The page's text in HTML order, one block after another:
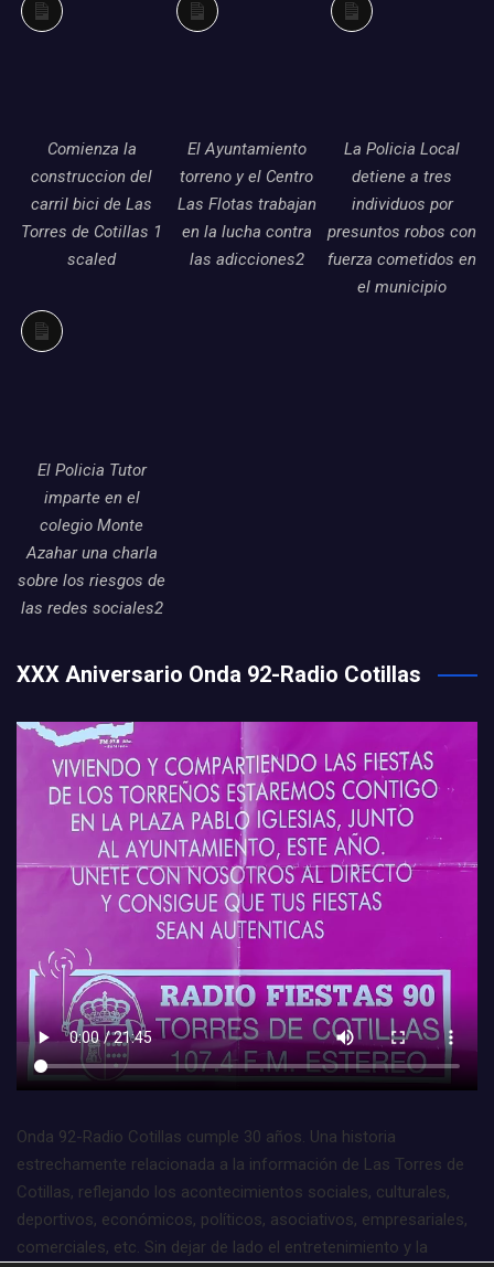
Larga
Comienza la
construccion del
carril bici de Las
Torres de Cotillas 1
scaled
Larga
El Ayuntamiento
torreno y el Centro
Las Flotas trabajan
en la lucha contra
las adicciones2
Larga
La Policia Local
detiene a tres
individuos por
presuntos robos con
fuerza cometidos en
el municipio
Larga
El Policia Tutor
imparte en el
colegio Monte
Azahar una charla
sobre los riesgos de
las redes sociales2
XXX Aniversario Onda 92-Radio Cotillas
Onda 92-Radio Cotillas cumple 30 años. Una historia
estrechamente relacionada a la información de Las Torres de
Cotillas, reflejando los acontecimientos sociales, culturales,
deportivos, económicos, políticos, asociativos, empresariales,
comerciales, etc. Sin dejar de lado el entretenimiento y la